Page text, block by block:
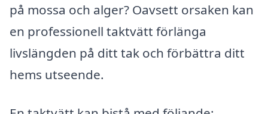
på mossa och alger? Oavsett orsaken kan
en professionell taktvätt förlänga
livslängden på ditt tak och förbättra ditt
hems utseende.